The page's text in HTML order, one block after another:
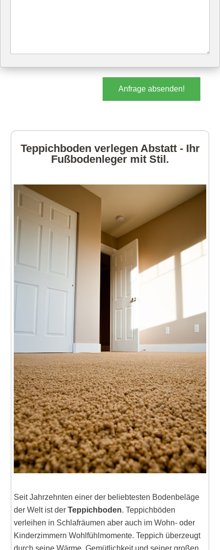
Anfrage absenden!
Teppichboden verlegen Abstatt - Ihr
Fußbodenleger mit Stil.
Seit Jahrzehnten einer der beliebtesten Bodenbeläge
der Welt ist derTeppichboden. Teppichböden
verleihen in Schlafräumen aber auch im Wohn- oder
Kinderzimmern Wohlfühlmomente. Teppich überzeugt
durch seine Wärme, Gemütlichkeit und seiner großen